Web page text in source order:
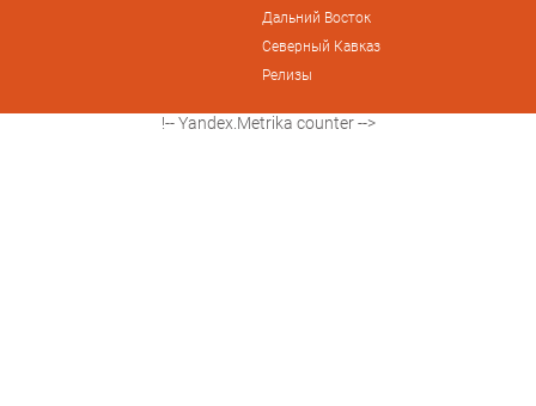
Дальний Восток
Северный Кавказ
Релизы
!-- Yandex.Metrika counter -->